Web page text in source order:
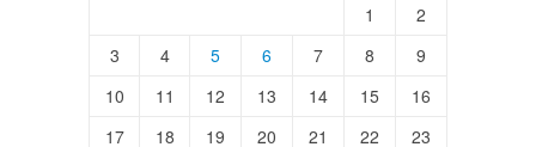
1
2
3
4 5 6 7 8
9
10
11 12 13 14 15
16
17
18 19 20 21 22
23